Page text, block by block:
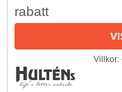
rabatt
Villkor: